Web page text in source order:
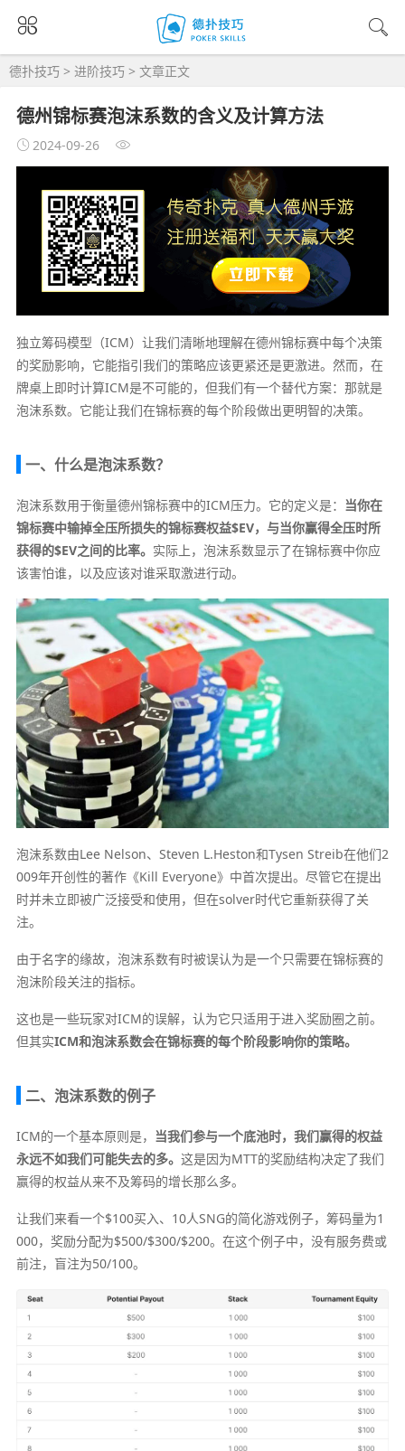
德扑技巧 > 进阶技巧 > 文章正文
德州锦标赛泡沫系数的含义及计算方法
2024-09-26
独立筹码模型（ICM）让我们清晰地理解在德州锦标赛中每个决策
的奖励影响，它能指引我们的策略应该更紧还是更激进。然而，在
牌桌上即时计算ICM是不可能的，但我们有一个替代方案：那就是
泡沫系数。它能让我们在锦标赛的每个阶段做出更明智的决策。
一、什么是泡沫系数？
泡沫系数用于衡量德州锦标赛中的ICM压力。它的定义是： 当你在
锦标赛中输掉全压所损失的锦标赛权益$EV，与当你赢得全压时所
获得的$EV之间的比率。 实际上，泡沫系数显示了在锦标赛中你应
该害怕谁，以及应该对谁采取激进行动。
泡沫系数由Lee Nelson、Steven L.Heston和Tysen Streib在他们2
009年开创性的著作《Kill Everyone》中首次提出。尽管它在提出
时并未立即被广泛接受和使用，但在solver时代它重新获得了关
注。
由于名字的缘故，泡沫系数有时被误认为是一个只需要在锦标赛的
泡沫阶段关注的指标。
这也是一些玩家对ICM的误解，认为它只适用于进入奖励圈之前。
但其实ICM和泡沫系数会在锦标赛的每个阶段影响你的策略。
二、泡沫系数的例子
ICM的一个基本原则是， 当我们参与一个底池时，我们赢得的权益
永远不如我们可能失去的多。 这是因为MTT的奖励结构决定了我们
赢得的权益从来不及筹码的增长那么多。
让我们来看一个$100买入、10人SNG的简化游戏例子，筹码量为1
000，奖励分配为$500/$300/$200。在这个例子中，没有服务费或
前注，盲注为50/100。